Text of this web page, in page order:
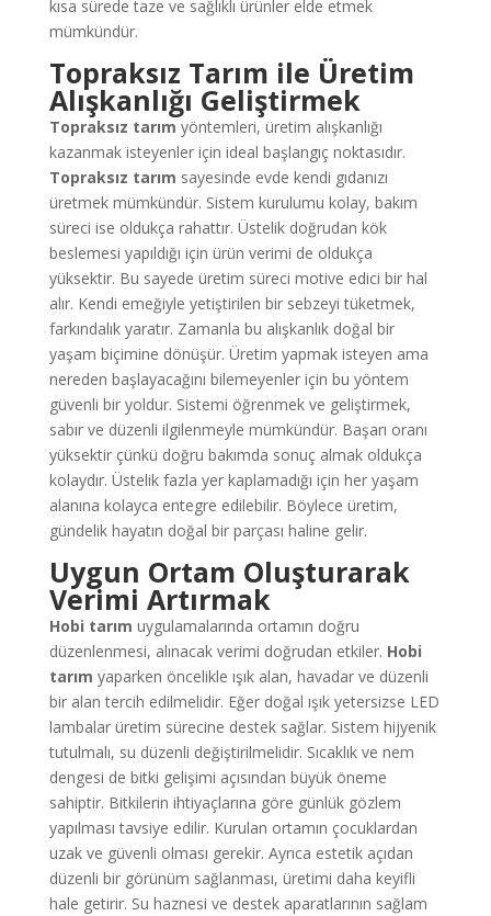
kısa sürede taze ve sağlıklı ürünler elde etmek
mümkündür.
Topraksız Tarım ile Üretim
Alışkanlığı Geliştirmek
Topraksız tarım yöntemleri, üretim alışkanlığı
kazanmak isteyenler için ideal başlangıç noktasıdır.
Topraksız tarım sayesinde evde kendi gıdanızı
üretmek mümkündür. Sistem kurulumu kolay, bakım
süreci ise oldukça rahattır. Üstelik doğrudan kök
beslemesi yapıldığı için ürün verimi de oldukça
yüksektir. Bu sayede üretim süreci motive edici bir hal
alır. Kendi emeğiyle yetiştirilen bir sebzeyi tüketmek,
farkındalık yaratır. Zamanla bu alışkanlık doğal bir
yaşam biçimine dönüşür. Üretim yapmak isteyen ama
nereden başlayacağını bilemeyenler için bu yöntem
güvenli bir yoldur. Sistemi öğrenmek ve geliştirmek,
sabır ve düzenli ilgilenmeyle mümkündür. Başarı oranı
yüksektir çünkü doğru bakımda sonuç almak oldukça
kolaydır. Üstelik fazla yer kaplamadığı için her yaşam
alanına kolayca entegre edilebilir. Böylece üretim,
gündelik hayatın doğal bir parçası haline gelir.
Uygun Ortam Oluşturarak
Verimi Artırmak
Hobi tarım uygulamalarında ortamın doğru
düzenlenmesi, alınacak verimi doğrudan etkiler. Hobi
tarım yaparken öncelikle ışık alan, havadar ve düzenli
bir alan tercih edilmelidir. Eğer doğal ışık yetersizse LED
lambalar üretim sürecine destek sağlar. Sistem hijyenik
tutulmalı, su düzenli değiştirilmelidir. Sıcaklık ve nem
dengesi de bitki gelişimi açısından büyük öneme
sahiptir. Bitkilerin ihtiyaçlarına göre günlük gözlem
yapılması tavsiye edilir. Kurulan ortamın çocuklardan
uzak ve güvenli olması gerekir. Ayrıca estetik açıdan
düzenli bir görünüm sağlanması, üretimi daha keyifli
hale getirir. Su haznesi ve destek aparatlarının sağlam